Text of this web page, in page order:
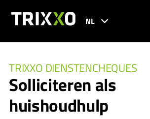
NL
TRIXXO DIENSTENCHEQUES
Solliciteren als
huishoudhulp